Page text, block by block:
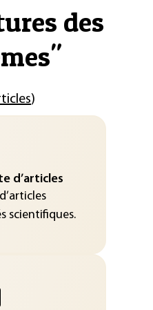
des
"
)
d’articles
scientifiques.